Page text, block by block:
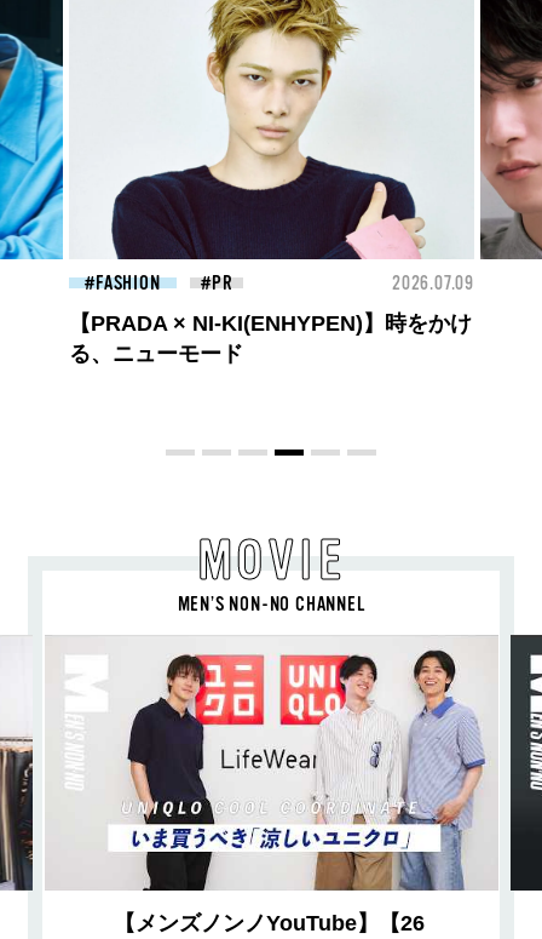
FASHION 2026.07.09
高橋璃央と、ジュエッテの出会い。夏の
定番、ピンクゴールドが印象的
MOVIE
MEN’S NON-NO CHANNEL
【メンズノンノYouTube】【26